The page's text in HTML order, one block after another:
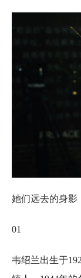
她们远去的身影
01
韦绍兰出生于